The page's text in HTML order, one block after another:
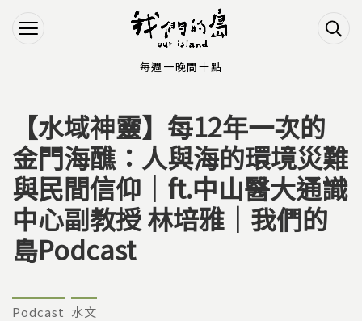
Jump to Navigation
Jump to Main content
您在這裡
【水域神靈】每12年一次的
金門海醮：人與海的環境災難
與民間信仰｜ft.中山醫大通識
中心副教授 林培雅｜我們的
島Podcast
Podcast 水文
每週一晚間十點